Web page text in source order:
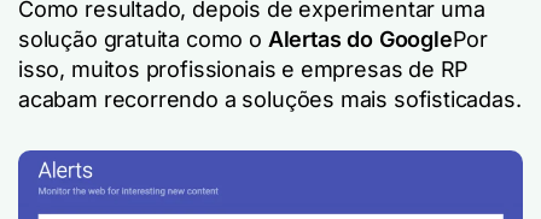
Como resultado, depois de experimentar uma
solução gratuita como o Alertas do GooglePor
isso, muitos profissionais e empresas de RP
acabam recorrendo a soluções mais sofisticadas.